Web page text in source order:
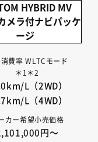
HYBRID MV
メラ付ナビパッケ
ージ
費率 WLTCモード
＊1＊2
L（2WD）
L（4WD）
カー希望小売価格
円〜